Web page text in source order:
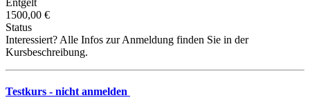
1500,00 €
Status
Interessiert? Alle Infos zur Anmeldung finden Sie in der
Kursbeschreibung.
Testkurs - nicht anmelden